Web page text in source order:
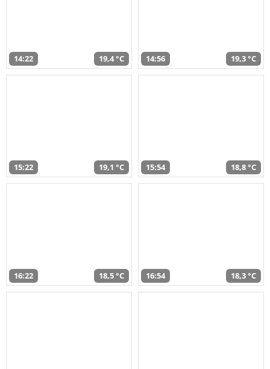
14:22 19,4 °C 14:56 19,3 °C
15:22 19,1 °C 15:54 18,8 °C
16:22 18,5 °C 16:54 18,3 °C